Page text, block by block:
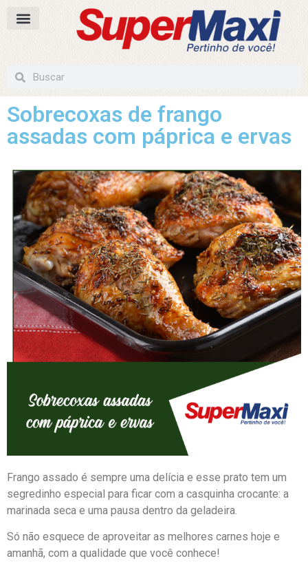
Sobrecoxas de frango
assadas com páprica e ervas
Frango assado é sempre uma delícia e esse prato tem um
segredinho especial para ficar com a casquinha crocante: a
marinada seca e uma pausa dentro da geladeira.
Só não esquece de aproveitar as melhores carnes hoje e
amanhã, com a qualidade que você conhece!